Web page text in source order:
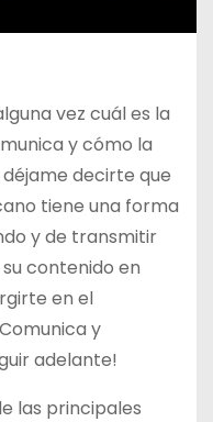
vez cuál es la
y cómo la
déjame decirte que
tiene una forma
y de transmitir
contenido en
en el
y
adelante!
las principales